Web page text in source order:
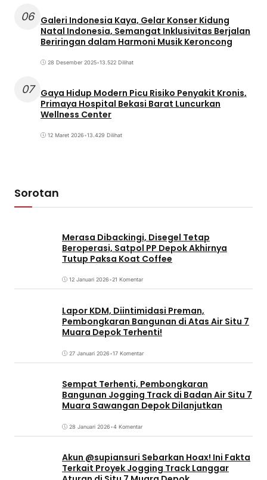
06 Galeri Indonesia Kaya, Gelar Konser Kidung
Natal Indonesia, Semangat Inklusivitas Berjalan
Beriringan dalam Harmoni Musik Keroncong
28 Desember 2025•13.522 Dilihat
07
Gaya Hidup Modern Picu Risiko Penyakit Kronis,
Primaya Hospital Bekasi Barat Luncurkan
Wellness Center
12 Maret 2026•13.429 Dilihat
Sorotan
Merasa Dibackingi, Disegel Tetap
Beroperasi, Satpol PP Depok Akhirnya
Tutup Paksa Koat Coffee
12 Januari 2026•21 Komentar
Lapor KDM, Diintimidasi Preman,
Pembongkaran Bangunan di Atas Air Situ 7
Muara Depok Terhenti!
27 Januari 2026•17 Komentar
Sempat Terhenti, Pembongkaran
Bangunan Jogging Track di Badan Air Situ 7
Muara Sawangan Depok Dilanjutkan
28 Januari 2026•4 Komentar
Akun @supiansuri Sebarkan Hoax! Ini Fakta
Terkait Proyek Jogging Track Langgar